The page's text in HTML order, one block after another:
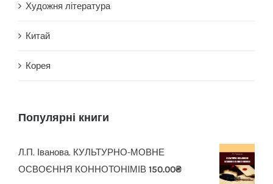
Художня література
Китай
Корея
Популярні книги
Л.П. Іванова. КУЛЬТУРНО-МОВНЕ
ОСВОЄННЯ КОННОТОНІМІВ 150.00₴